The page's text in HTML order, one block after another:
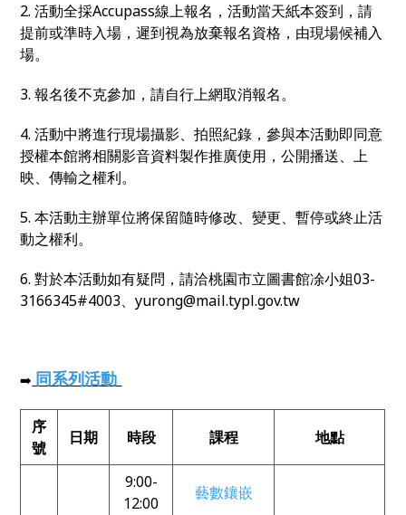
2. 活動全採Accupass線上報名，活動當天紙本簽到，請
提前或準時入場，遲到視為放棄報名資格，由現場候補入
場。
3. 報名後不克參加，請自行上網取消報名。
4. 活動中將進行現場攝影、拍照紀錄，參與本活動即同意
授權本館將相關影音資料製作推廣使用，公開播送、上
映、傳輸之權利。
5. 本活動主辦單位將保留隨時修改、變更、暫停或終止活
動之權利。
6. 對於本活動如有疑問，請洽桃園市立圖書館凃小姐03-
3166345#4003、yurong@mail.typl.gov.tw
➡️ 同系列活動
序
號
日期 時段 課程 地點
9:00-
12:00
藝數鑲嵌